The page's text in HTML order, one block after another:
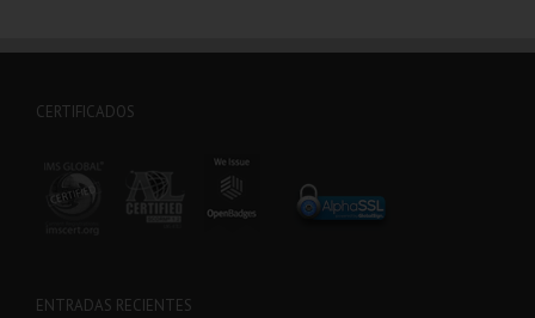
CERTIFICADOS
ENTRADAS RECIENTES